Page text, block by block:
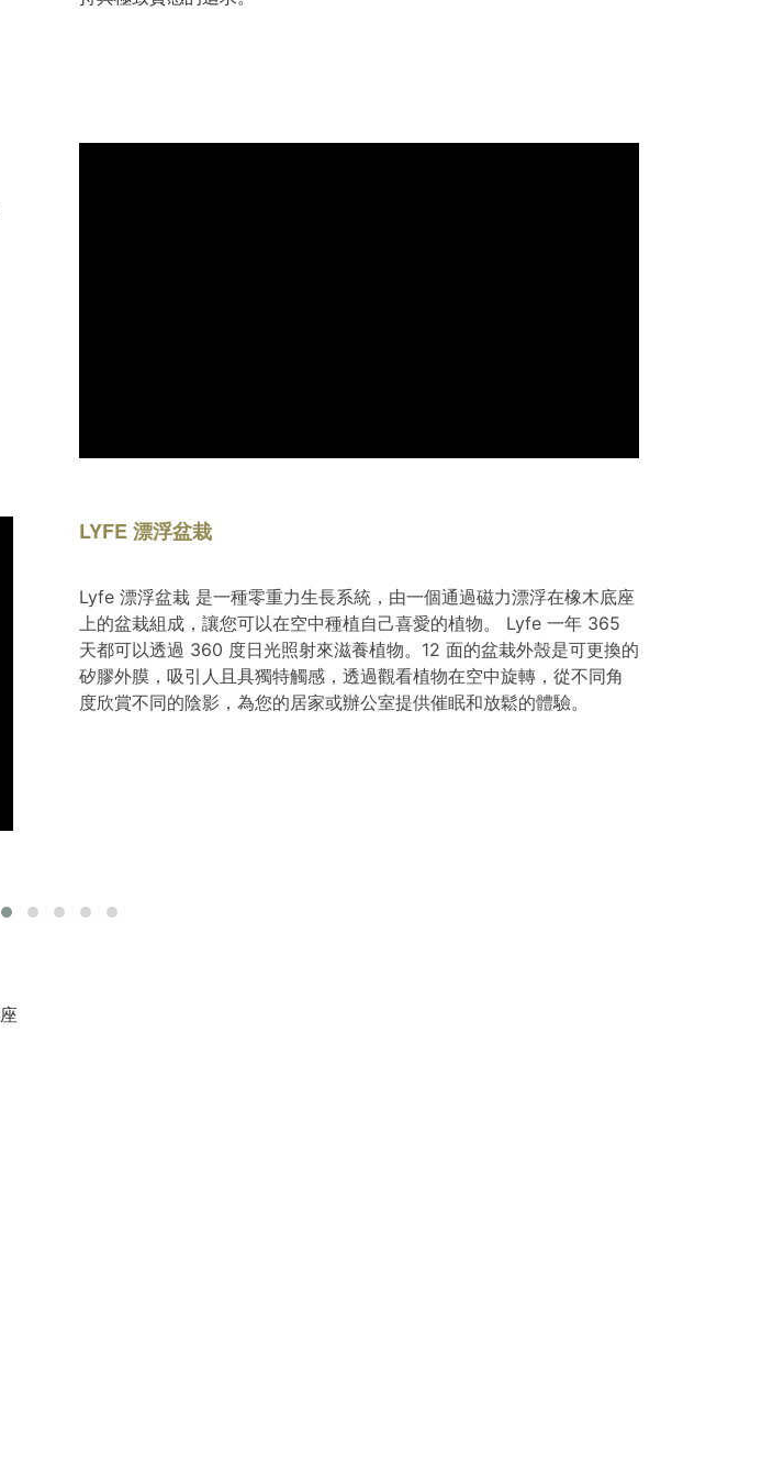
LYFE 漂浮盆栽
Lyfe 漂浮盆栽 是一種零重力生長系統，由一個通過磁力漂浮在橡木底座
上的盆栽組成，讓您可以在空中種植自己喜愛的植物。 Lyfe 一年 365
天都可以透過 360 度日光照射來滋養植物。12 面的盆栽外殼是可更換的
矽膠外膜，吸引人且具獨特觸感，透過觀看植物在空中旋轉，從不同角
度欣賞不同的陰影，為您的居家或辦公室提供催眠和放鬆的體驗。